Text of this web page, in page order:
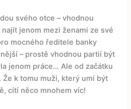
svého otce – vhodnou
jenom mezi ženami ze své
mocného ředitele banky
– prostě vhodnou partií být
jenom práce… Ale od začátku
Že k tomu muži, který umí být
cítí něco mnohem víc!